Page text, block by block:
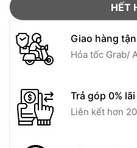
HẾT
Giao hàng
Hỏa tốc Grab/
Trả góp 0%
Liên kết hơn